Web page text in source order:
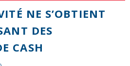
NE S’OBTIENT
DES
CASH